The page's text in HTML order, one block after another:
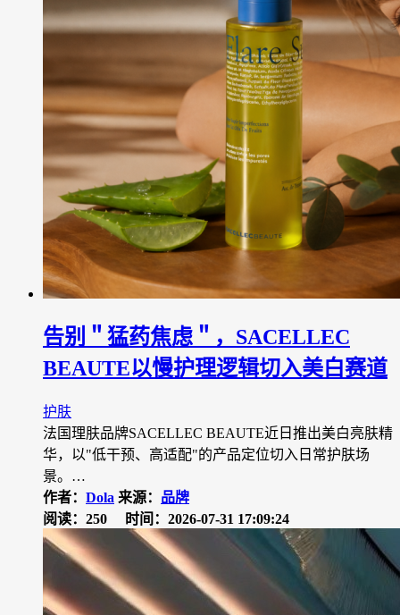
告别＂猛药焦虑＂，SACELLEC
BEAUTE以慢护理逻辑切入美白赛道
护肤
法国理肤品牌SACELLEC BEAUTE近日推出美白亮肤精
华，以"低干预、高适配"的产品定位切入日常护肤场
景。…
作者： Dola 来源： 品牌
阅读：250
时间：2026-07-31 17:09:24